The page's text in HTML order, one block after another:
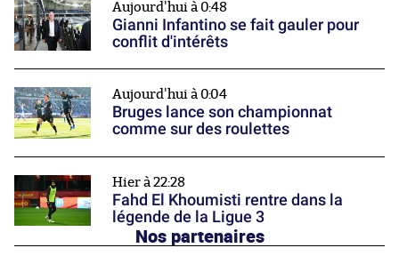
Aujourd'hui à 0:48
Gianni Infantino se fait gauler pour
conflit d'intérêts
Aujourd'hui à 0:04
Bruges lance son championnat
comme sur des roulettes
Hier à 22:28
Fahd El Khoumisti rentre dans la
légende de la Ligue 3
Nos partenaires